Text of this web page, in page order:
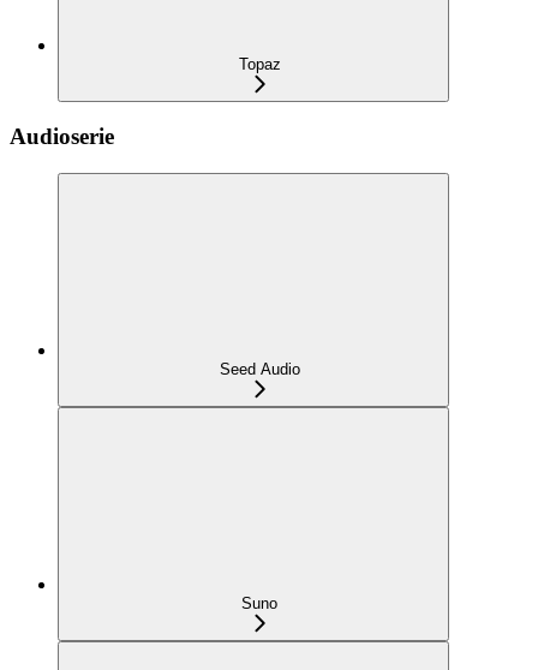
Topaz
Audioserie
Seed Audio
Suno